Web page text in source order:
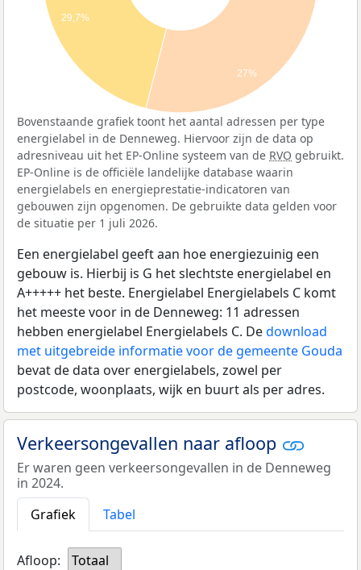
29,7%
27%
Bovenstaande grafiek toont het aantal adressen per type
energielabel in de Denneweg. Hiervoor zijn de data op
adresniveau uit het EP-Online systeem van de RVO gebruikt.
EP-Online is de officiële landelijke database waarin
energielabels en energieprestatie-indicatoren van
gebouwen zijn opgenomen. De gebruikte data gelden voor
de situatie per 1 juli 2026.
Een energielabel geeft aan hoe energiezuinig een
gebouw is. Hierbij is G het slechtste energielabel en
A+++++ het beste. Energielabel Energielabels C komt
het meeste voor in de Denneweg: 11 adressen
hebben energielabel Energielabels C. Dedownload
met uitgebreide informatie voor de gemeente Gouda
bevat de data over energielabels, zowel per
postcode, woonplaats, wijk en buurt als per adres.
Verkeersongevallen naar afloop
Er waren geen verkeersongevallen in de Denneweg
in 2024.
Grafiek
Tabel
Afloop: Totaal